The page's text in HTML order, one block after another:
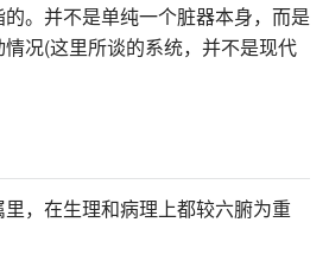
。并不是单纯一个脏器本身，而是
况(这里所谈的系统，并不是现代
，在生理和病理上都较六腑为重